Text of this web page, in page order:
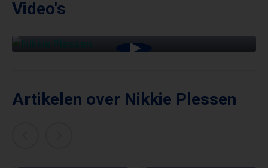
Video's
Artikelen over Nikkie Plessen